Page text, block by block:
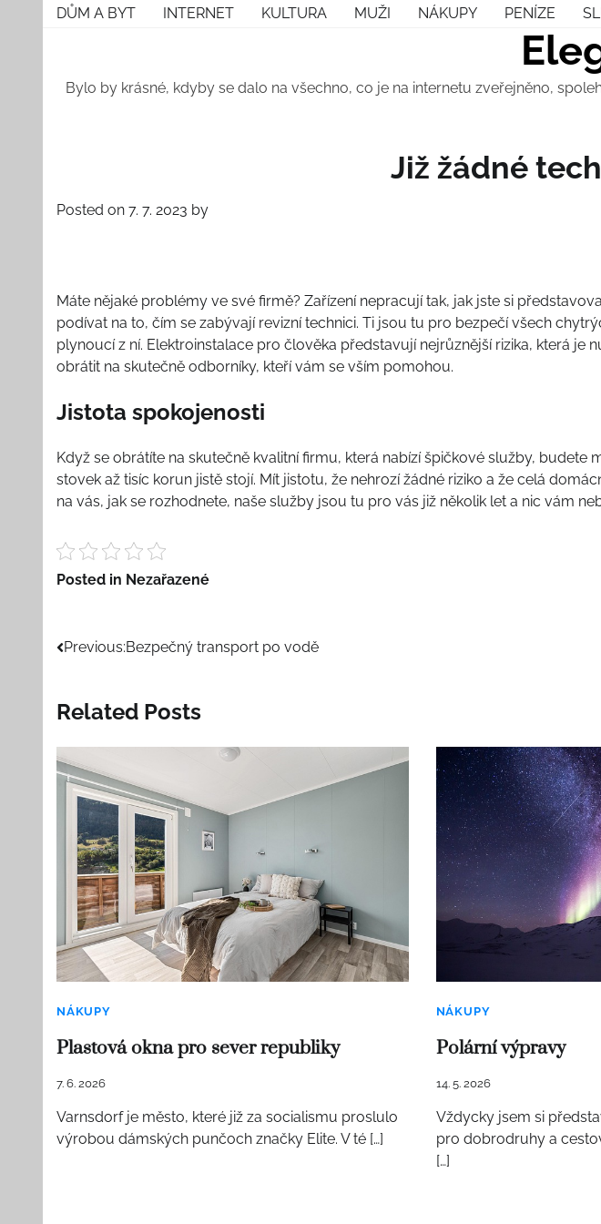
Skip
DŮM A BYT INTERNET KULTURA MUŽI NÁKUPY PENÍZE
Bylo by krásné, kdyby se dalo na všechno, co je na internetu zveřejněno,
Již žádné
Posted on 7. 7. 2023 by
Máte nějaké problémy ve své firmě? Zařízení nepracují tak, jak jste si
podívat na to, čím se zabývají revizní technici. Ti jsou tu pro bezpečí všech
plynoucí z ní. Elektroinstalace pro člověka představují nejrůznější rizika, která je
obrátit na skutečně odborníky, kteří vám se vším pomohou.
Jistota spokojenosti
Když se obrátíte na skutečně kvalitní firmu, která nabízí špičkové služby,
stovek až tisíc korun jistě stojí. Mít jistotu, že nehrozí žádné riziko a že celá
na vás, jak se rozhodnete, naše služby jsou tu pro vás již několik let a nic vám
Posted in Nezařazené
Navigace
příspěvek
Previous:Bezpečný transport po vodě
Related Posts
NÁKUPY
Plastová okna pro sever republiky
7. 6. 2026
Varnsdorf je město, které již za socialismu proslulo
výrobou dámských punčoch značky Elite. V té […]
NÁKUPY
Polární výpravy
14. 5. 2026
Vždycky jsem si
pro dobrodruhy a
[…]